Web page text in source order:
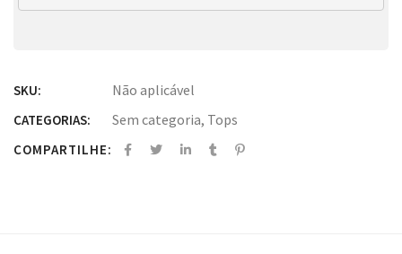
SKU: Não aplicável
CATEGORIAS: Sem categoria, Tops
COMPARTILHE: